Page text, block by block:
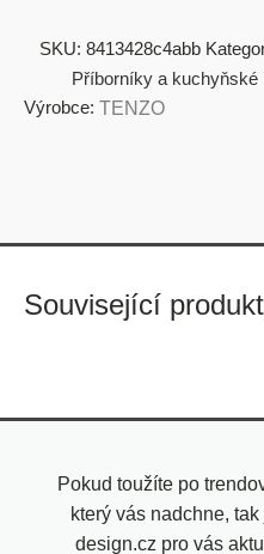
SKU: 8413428c4abb
Příborníky a kuchyňské
Výrobce: TENZO
Související
Pokud toužíte po
který vás nadchne,
design.cz pro vás